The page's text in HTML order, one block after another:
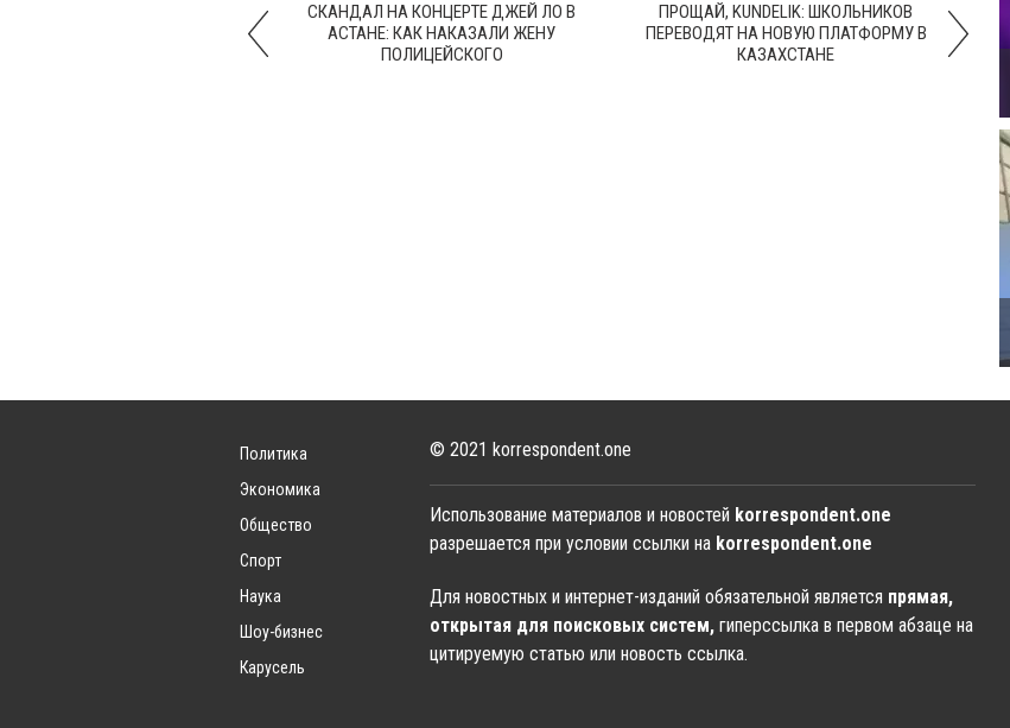
СКАНДАЛ НА КОНЦЕРТЕ ДЖЕЙ ЛО В
АСТАНЕ: КАК НАКАЗАЛИ ЖЕНУ
ПОЛИЦЕЙСКОГО
ПРОЩАЙ, KUNDELIK: ШКОЛЬНИКОВ
ПЕРЕВОДЯТ НА НОВУЮ ПЛАТФОРМУ В
КАЗАХСТАНЕ
Политика
Экономика
Общество
Спорт
Наука
Шоу-бизнес
Карусель
© 2021 korrespondent.one
Использование материалов и новостей korrespondent.one
разрешается при условии ссылки на korrespondent.one
Для новостных и интернет-изданий обязательной является прямая,
открытая для поисковых систем, гиперссылка в первом абзаце на
цитируемую статью или новость ссылка.